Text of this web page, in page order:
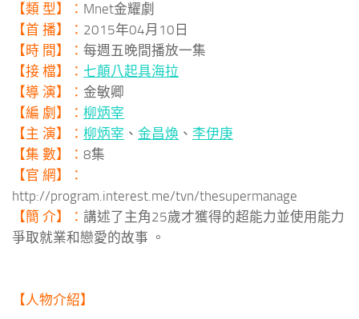
【類 型】： Mnet金耀劇
【首 播】： 2015年04月10日
【時 間】： 每週五晚間播放一集
【接 檔】： 七顛八起具海拉
【導 演】： 金敏卿
【編 劇】： 柳炳宰
【主 演】： 柳炳宰 、 金昌煥 、 李伊庚
【集 數】： 8集
【官 網】：
http://program.interest.me/tvn/thesupermanage
【簡 介】： 講述了主角25歲才獲得的超能力並使用能力
爭取就業和戀愛的故事 。
【人物介紹】